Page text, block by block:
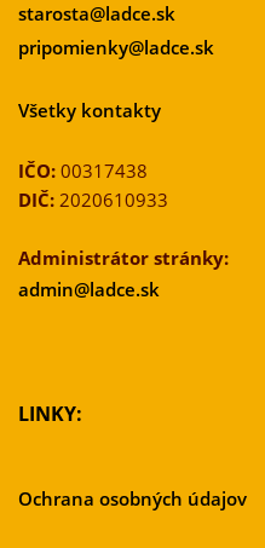
starosta@ladce.sk
pripomienky@ladce.sk
Všetky kontakty
IČO: 00317438
DIČ: 2020610933
Administrátor stránky:
admin@ladce.sk
LINKY:
Ochrana osobných údajov